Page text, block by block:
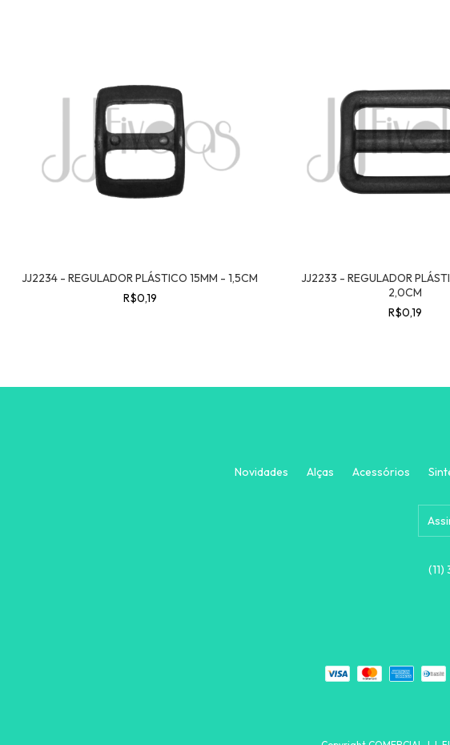
JJ2234 - REGULADOR PLÁSTICO 15MM - 1,5CM
R$0,19
JJ2233 - REGULADOR
2,0CM
R$0,19
Novidades Alças Acessórios